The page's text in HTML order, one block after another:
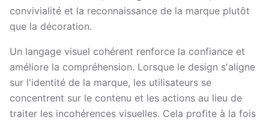
convivialité et la reconnaissance de la marque plutôt
que la décoration.
Un langage visuel cohérent renforce la confiance et
améliore la compréhension. Lorsque le design s'aligne
sur l'identité de la marque, les utilisateurs se
concentrent sur le contenu et les actions au lieu de
traiter les incohérences visuelles. Cela profite à la fois